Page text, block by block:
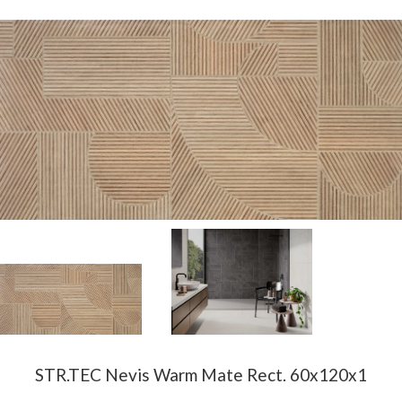
STR.TEC Nevis Warm Mate Rect. 60x120x1